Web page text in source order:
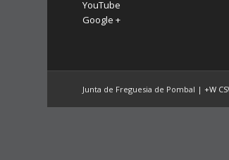
YouTube
Google +
Junta de Freguesia de Pombal |+W